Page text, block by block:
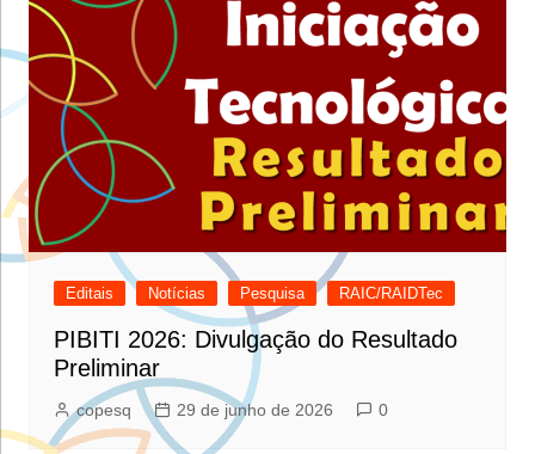
Editais Notícias Pesquisa RAIC/RAIDTec
PIBITI 2026: Divulgação do Resultado
Preliminar
copesq 29 de junho de 2026 0